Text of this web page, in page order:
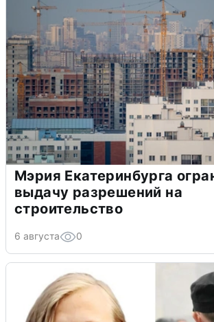
Мэрия Екатеринбурга
выдачу разрешений на
строительство
6 августа 0